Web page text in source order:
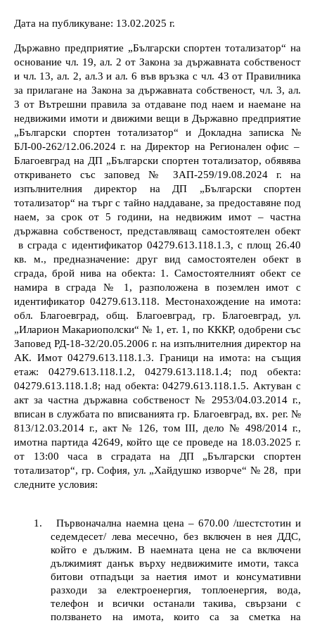
Дата на публикуване: 13.02.2025 г.
Държавно предприятие „Български спортен тотализатор“ на
основание чл. 19, ал. 2 от Закона за държавната собственост
и чл. 13, ал. 2, ал.3 и ал. 6 във връзка с чл. 43 от Правилника
за прилагане на Закона за държавната собственост, чл. 3, ал.
3 от Вътрешни правила за отдаване под наем и наемане на
недвижими имоти и движими вещи в Държавно предприятие
„Български спортен тотализатор“ и Докладна записка №
БЛ-00-262/12.06.2024 г. на Директор на Регионален офис –
Благоевград на ДП „Български спортен тотализатор, обявява
откриването със заповед №
ЗАП-259/19.08.2024 г. на
изпълнителния директор на ДП „Български спортен
тотализатор“ на търг с тайно наддаване, за предоставяне под
наем, за срок от 5 години,
на недвижим имот – частна
държавна собственост, представляващ самостоятелен обект
в сграда с идентификатор 04279.613.118.1.3, с площ 26.40
кв. м., предназначение: друг вид самостоятелен обект в
сграда, брой нива на обекта: 1. Самостоятелният обект се
намира в сграда № 1, разположена в поземлен имот с
идентификатор 04279.613.118. Местонахождение на имота:
обл. Благоевград, общ. Благоевград, гр. Благоевград, ул.
„Иларион Макариополски“ № 1, ет. 1, по КККР, одобрени със
Заповед РД-18-32/20.05.2006 г. на изпълнителния директор на
АК. Имот 04279.613.118.1.3. Граници на имота: на същия
етаж: 04279.613.118.1.2, 04279.613.118.1.4; под обекта:
04279.613.118.1.8; над обекта: 04279.613.118.1.5. Актуван с
акт за частна държавна собственост № 2953/04.03.2014 г.,
вписан в службата по вписванията гр. Благоевград, вх. рег. №
813/12.03.2014 г., акт № 126, том III, дело №498/2014 г.,
имотна партида 42649, който ще се проведе на 18.03.2025 г.
от 13:00 часа в сградата на ДП „Български спортен
тотализатор“, гр. София, ул. „Хайдушко изворче“ № 28,
при
следните условия:
1. Първоначална наемна цена – 670.00 /шестстотин и
седемдесет/ левамесечно, без включен в нея ДДС,
който е дължим. В наемната цена не са включени
дължимият данък върху недвижимите имоти, такса
битови отпадъци за наетия имот и консумативни
разходи за електроенергия, топлоенергия, вода,
телефон и всички останали такива, свързани с
ползването на имота, които са за сметка на